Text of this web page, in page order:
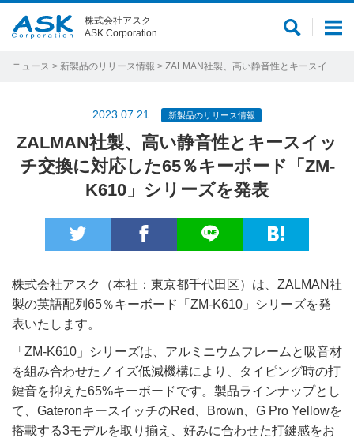
メ
ュ
サ
ト
株式会社アスク
ASK Corporation
ニュース > 新製品のリリース情報 > ZALMAN社製、高い静音性とキースイッチ交換に対応した65％キーボード「ZM-K610」シリーズを発表
2023.07.21 新製品のリリース情報
ZALMAN社製、高い静音性とキースイッ
チ交換に対応した65％キーボード「ZM-
K610」シリーズを発表
株式会社アスク（本社：東京都千代田区）は、ZALMAN社
製の英語配列65％キーボード「ZM-K610」シリーズを発
表いたします。
「ZM-K610」シリーズは、アルミニウムフレームと吸音材
を組み合わせたノイズ低減機構により、タイピング時の打
鍵音を抑えた65%キーボードです。製品ラインナップとし
て、GateronキースイッチのRed、Brown、G Pro Yellowを
搭載する3モデルを取り揃え、好みに合わせた打鍵感をお